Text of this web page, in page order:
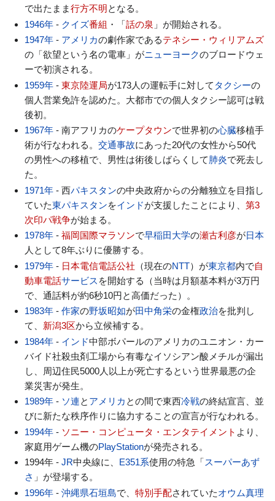
で出たまま行方不明となる。
1946年 - クイズ番組 ・「話の泉 」が開始される。
1947年 - アメリカの劇作家であるテネシー・ウィリアムズ
の「欲望という名の電車」がニューヨークのブロードウェ
ーで初演される。
1959年 -東京陸運局が173人の運転手に対して タクシーの
個人営業免許を認めた。大都市での個人タクシー認可は戦
後初。
1967年 - 南アフリカのケープタウンで世界初の心臓移植手
術が行なわれる。交通事故にあった20代の女性から50代
の男性への移植で、男性は術後しばらくして肺炎で死去し
た。
1971年 - 西パキスタンの中央政府からの分離独立を目指し
ていた東パキスタンをインドが支援したことにより、第3
次印パ戦争が始まる。
1978年 -福岡国際マラソンで早稲田大学の瀬古利彦が日本
人として8年ぶりに優勝する。
1979年 - 日本電信電話公社 （現在のNTT）が東京都内で自
動車電話サービス を開始する（当時は月額基本料が3万円
で、通話料が約6秒10円と高価だった）。
1983年 -作家の野坂昭如が田中角栄の金権政治を批判し
て、 新潟3区から立候補する。
1984年 - インド中部ボパールのアメリカのユニオン・カー
バイド社殺虫剤工場から有毒なイソシアン酸メチルが漏出
し、周辺住民5000人以上が死亡するという世界最悪の企
業災害が発生。
1989年 - ソ連と アメリカ との間で東西冷戦の終結宣言、並
びに新たな秩序作りに協力することの宣言が行なわれる。
1994年 - ソニー・コンピュータ・エンタテイメント より、
家庭用ゲーム機のPlayStationが発売される。
1994年 -JR中央線に、 E351系使用の特急「スーパーあず
さ 」が登場する。
1996年 -沖縄県石垣島で、特別手配されていたオウム真理